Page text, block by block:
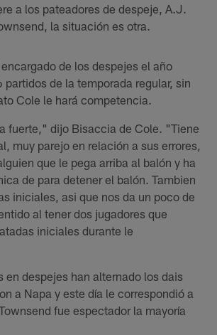
a los pateadores de despeje, A.J.
la situación es otra.
de los despejes el año
partidos de la temporada regular, sin
Cole le hará competencia.
fuerte," dijo Bisaccia de Cole. "Tiene
muy parejo en relación a sus errores,
que le pega arriba al balón y ha
de para detener el balón. Tambien
iniciales, asi que nos da un poco de
al tener dos jugadores que
iniciales durante le
en despejes han alternado los dais
a Napa y este día le correspondió a
fue espectador la mayoría